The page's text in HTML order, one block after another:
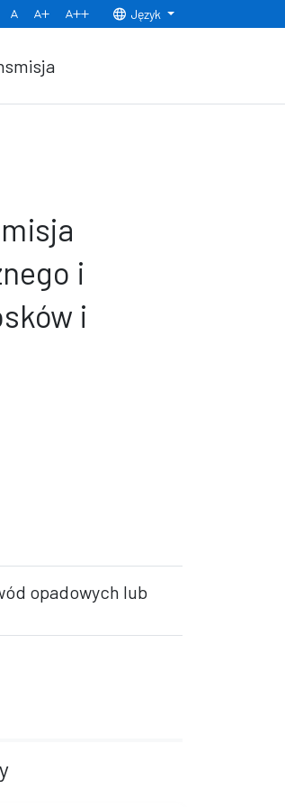
Normalny rozmiar czcionki
Rozmiar czcionki 150% Rozmiar czcionki 200%
Język
i
i
opadowych lub